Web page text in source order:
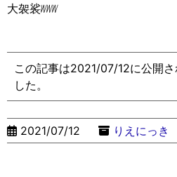
大袈裟ᜦᜦᜦ
この記事は2021/07/12に公開
した。
2021/07/12 りえにっき